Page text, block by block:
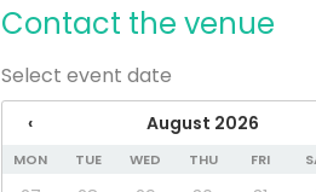
Contact the venue
Select event date
‹ August 2026
MON TUE WED THU FRI